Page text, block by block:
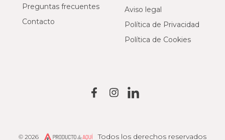
Preguntas frecuentes
Contacto
Aviso legal
Política de Privacidad
Política de Cookies
© 2026 Producto de AquíTodos los derechos reservados